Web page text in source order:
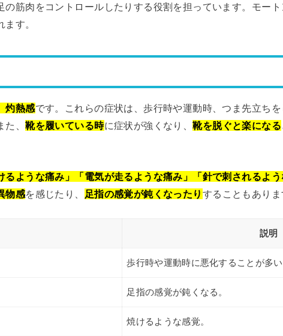
の筋肉をコントロールしたりする役割を担っています。モー
す。
灼熱感です。これらの症状は、歩行時や運動時、つま先立ち
た、靴を履いている時に症状が強くなり、靴を脱ぐと楽になる
るような痛み」「電気が走るような痛み」「針で刺されるよう
物感を感じたり、 足指の感覚が鈍くなったり することもありま
説明
歩行時や運動時に悪化することが多い
足指の感覚が鈍くなる。
焼けるような感覚。